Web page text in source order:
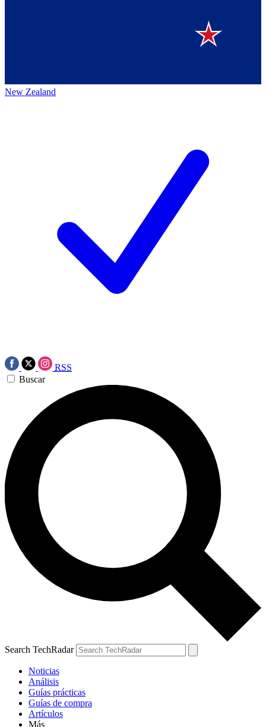
New Zealand
RSS
Buscar
Search TechRadar
Noticias
Análisis
Guías prácticas
Guías de compra
Artículos
Más